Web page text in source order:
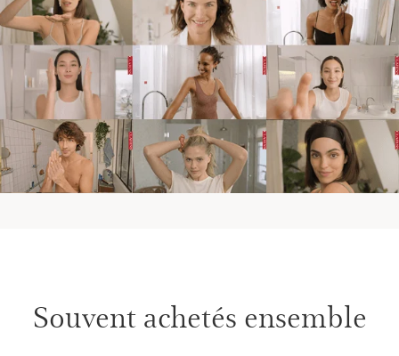
Souvent achetés ensemble